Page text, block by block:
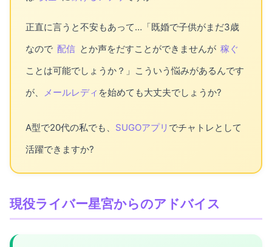
正直に言うと不安もあって…「既婚で子供がまだ3歳
なので 配信 とか声をだすことができませんが 稼ぐ
ことは可能でしょうか？」こういう悩みがあるんです
が、
メールレディ を始めても大丈夫でしょうか?
A型で20代の私でも、 SUGOアプリ でチャトレとして
活躍できますか?
現役ライバー星宮からのアドバイス